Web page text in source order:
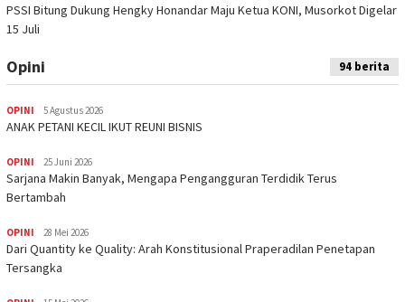
PSSI Bitung Dukung Hengky Honandar Maju Ketua KONI, Musorkot Digelar
15 Juli
Opini 94 berita
OPINI 5 Agustus 2026
ANAK PETANI KECIL IKUT REUNI BISNIS
OPINI 25 Juni 2026
Sarjana Makin Banyak, Mengapa Pengangguran Terdidik Terus
Bertambah
OPINI 28 Mei 2026
Dari Quantity ke Quality: Arah Konstitusional Praperadilan Penetapan
Tersangka